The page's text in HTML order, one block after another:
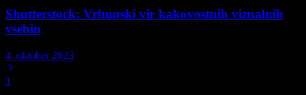
Shutterstock: Vrhunski vir kakovostnih vizualnih
vsebin
4. oktober 2023
1